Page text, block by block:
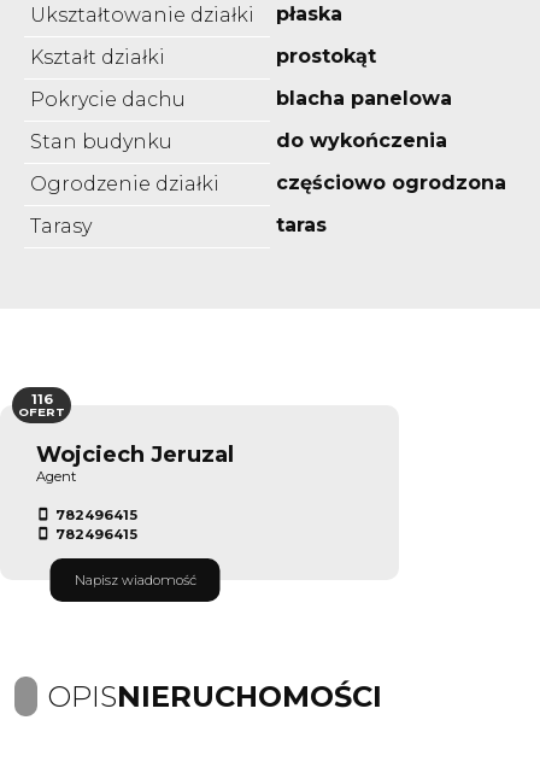
Ukształtowanie działki
płaska
Kształt działki
prostokąt
Pokrycie dachu
blacha panelowa
Stan budynku
do wykończenia
Ogrodzenie działki
częściowo ogrodzona
Tarasy
taras
Wojciech Jeruzal
Agent
782496415
782496415
Napisz wiadomość
116
OFERT
OPISNIERUCHOMOŚCI